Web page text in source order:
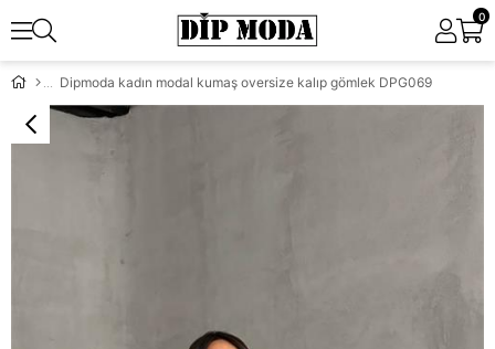
0
Dipmoda kadın modal kumaş oversize kalıp gömlek DPG069